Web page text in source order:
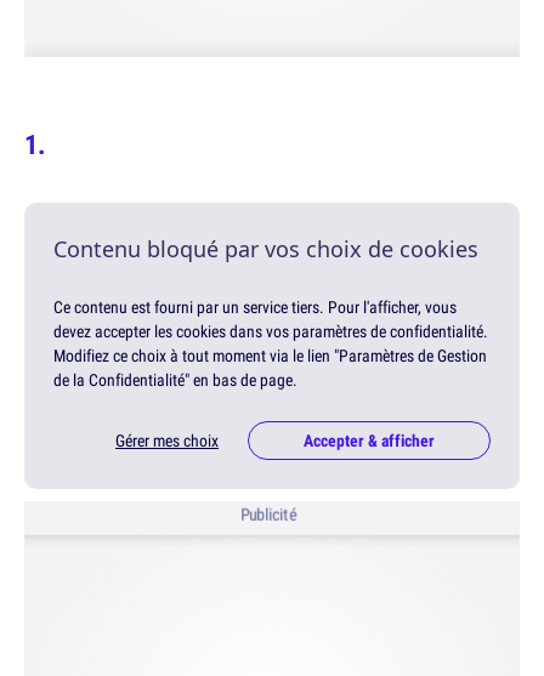
Contenu bloqué par vos choix de cookies
Ce contenu est fourni par un service tiers. Pour l'afficher, vous
devez accepter les cookies dans vos paramètres de confidentialité.
Modifiez ce choix à tout moment via le lien "Paramètres de Gestion
de la Confidentialité" en bas de page.
Gérer mes choix Accepter & afficher
Publicité